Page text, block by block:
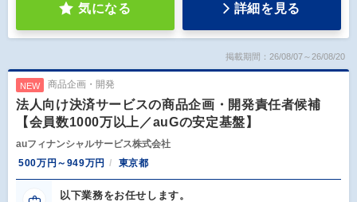
気になる 詳細を見る
掲載期間：26/08/07～26/08/20
NEW 商品企画・開発
法人向け決済サービスの商品企画・開発責任者候補
【会員数1000万以上／auGの安定基盤】
auフィナンシャルサービス株式会社
500万円～949万円
東京都
以下業務をお任せします。